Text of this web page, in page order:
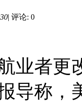
| 评论: 0
业者更
导称，